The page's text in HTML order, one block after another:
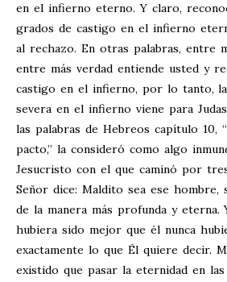
en el infierno eterno. Y claro,
grados de castigo en el infierno
al rechazo. En otras palabras, entre
entre más verdad entiende usted y
castigo en el infierno, por lo tanto, la
severa en el infierno viene para
las palabras de Hebreos capítulo 10,
pacto,” la consideró como algo
Jesucristo con el que caminó por
Señor dice: Maldito sea ese hombre,
de la manera más profunda y eterna.
hubiera sido mejor que él nunca
exactamente lo que Él quiere decir.
existido que pasar la eternidad en las